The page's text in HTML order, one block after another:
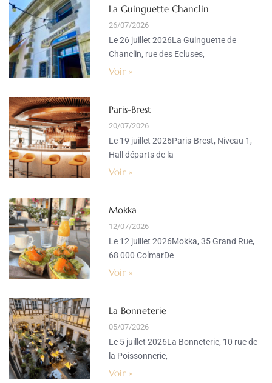
La Guinguette Chanclin
26/07/2026
Le 26 juillet 2026La Guinguette de
Chanclin, rue des Ecluses,
Voir »
Paris-Brest
20/07/2026
Le 19 juillet 2026Paris-Brest, Niveau 1,
Hall départs de la
Voir »
Mokka
12/07/2026
Le 12 juillet 2026Mokka, 35 Grand Rue,
68 000 ColmarDe
Voir »
La Bonneterie
05/07/2026
Le 5 juillet 2026La Bonneterie, 10 rue de
la Poissonnerie,
Voir »